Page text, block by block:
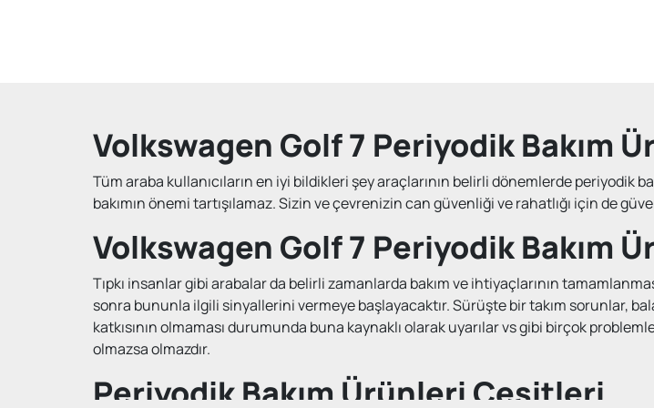
Volkswagen Golf 7 Periyodik Bakım
Tüm araba kullanıcıların en iyi bildikleri şey araçlarının belirli dönemlerde
bakımın önemi tartışılamaz. Sizin ve çevrenizin can güvenliği ve rahatlığı için de
Volkswagen Golf 7 Periyodik Bakım
Tıpkı insanlar gibi arabalar da belirli zamanlarda bakım ve ihtiyaçlarının
sonra bununla ilgili sinyallerini vermeye başlayacaktır. Sürüşte bir takım sorunlar,
katkısının olmaması durumunda buna kaynaklı olarak uyarılar vs gibi birçok
olmazsa olmazdır.
Periyodik Bakım Ürünleri Çeşitleri